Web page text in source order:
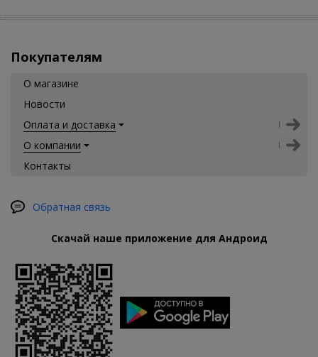
Покупателям
О магазине
Новости
Оплата и доставка
О компании
Контакты
Обратная связь
Скачай наше приложение для Андроид